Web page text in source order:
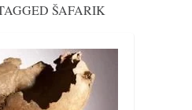
ŠAFARIK